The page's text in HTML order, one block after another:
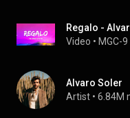
Regalo -
Video • MGC-9
Alvaro Soler
Artist • 6.84M